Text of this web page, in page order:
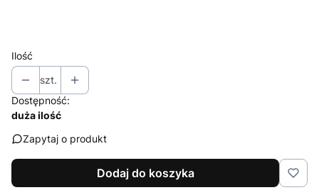
Ilość
szt.
Dostępność:
duża ilość
Zapytaj o produkt
Dodaj do koszyka